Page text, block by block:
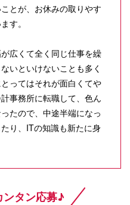
とが、お休みの取りやす
す。
広くて全く同じ仕事を繰
いといけないことも多く
ってはそれが面白くてや
事務所に転職して、色ん
たので、中途半端になっ
り、ITの知識も新たに身
ンタン応募♪